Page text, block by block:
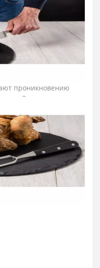
из эксклюзивной
устойчив к
долгий срок службы,
«Опера» изготовили
проникновению
Закрепляют
хлору,
температур.
станет легче и